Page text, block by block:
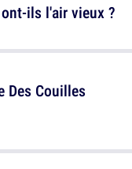
ils l'air vieux ?
Des Couilles